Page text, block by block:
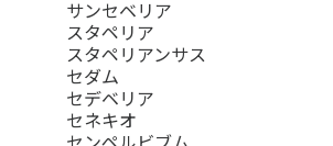
サンセベリア
スタペリア
スタペリアンサス
セダム
セデベリア
セネキオ